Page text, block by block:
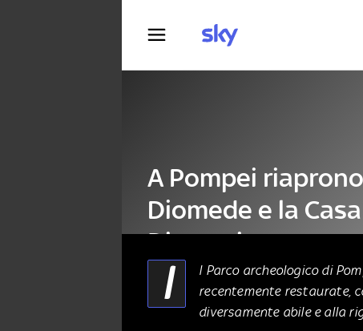
A Pompei
Diomede e la
Dioscuri
ALTRO 10 Novembre 2022
I
l Parco archeologico di
recentemente restaurate,
diversamente abile e alla